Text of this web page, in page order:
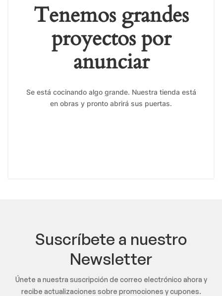
Tenemos grandes
proyectos por
anunciar
Se está cocinando algo grande. Nuestra tienda está
en obras y pronto abrirá sus puertas.
Suscríbete a nuestro
Newsletter
Únete a nuestra suscripción de correo electrónico ahora y
recibe actualizaciones sobre promociones y cupones.